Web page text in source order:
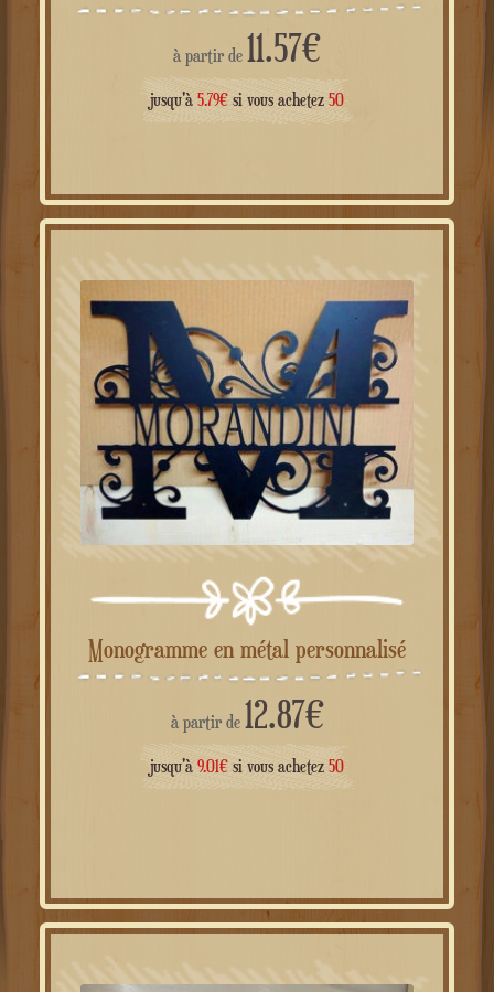
à partir de 11.57€
jusqu'à 5.79€ si vous achetez 50
Monogramme en métal personnalisé
à partir de 12.87€
jusqu'à 9.01€ si vous achetez 50